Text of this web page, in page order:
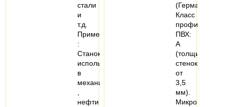
стали
и
т.д.
Применение
:
Станок
используется
в
механизме
нефти
(Германия).
Класс
профиля
ПВХ:
А
(толщина
стенок
от
3,5
мм).